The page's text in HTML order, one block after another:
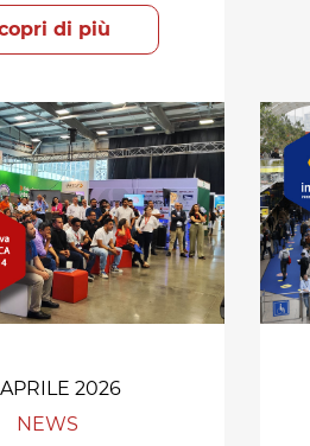
di più
2026
NEWS